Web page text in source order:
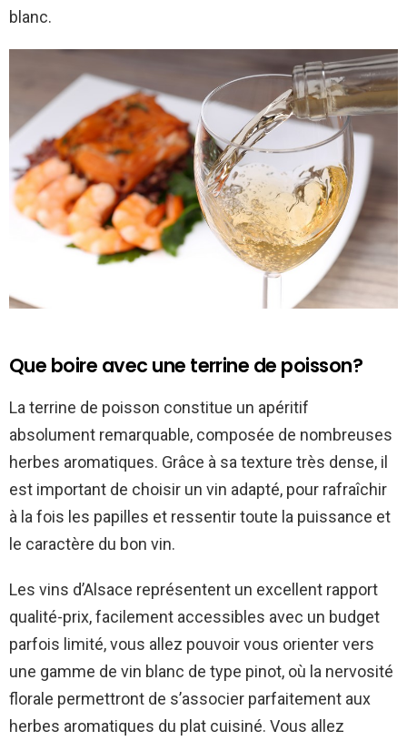
blanc.
Que boire avec une terrine de poisson?
La terrine de poisson constitue un apéritif
absolument remarquable, composée de nombreuses
herbes aromatiques. Grâce à sa texture très dense, il
est important de choisir un vin adapté, pour rafraîchir
à la fois les papilles et ressentir toute la puissance et
le caractère du bon vin.
Les vins d’Alsace représentent un excellent rapport
qualité-prix, facilement accessibles avec un budget
parfois limité, vous allez pouvoir vous orienter vers
une gamme de vin blanc de type pinot, où la nervosité
florale permettront de s’associer parfaitement aux
herbes aromatiques du plat cuisiné. Vous allez